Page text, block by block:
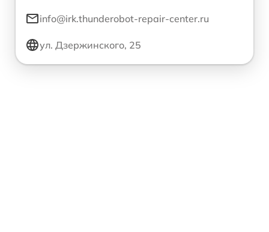
info@irk.thunderobot-repair-center.ru
ул. Дзержинского, 25